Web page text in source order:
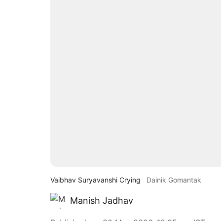
Vaibhav Suryavanshi Crying Dainik Gomantak
Manish Jadhav